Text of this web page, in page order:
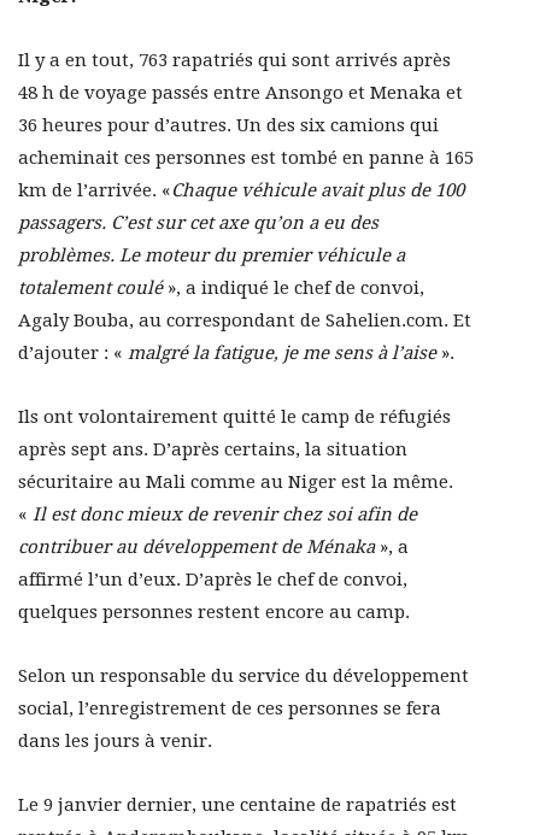
Il y a en tout, 763 rapatriés qui sont arrivés après
48 h de voyage passés entre Ansongo et Menaka et
36 heures pour d’autres. Un des six camions qui
acheminait ces personnes est tombé en panne à 165
km de l’arrivée. «Chaque véhicule avait plus de 100
passagers. C’est sur cet axe qu’on a eu des
problèmes. Le moteur du premier véhicule a
totalement coulé», a indiqué le chef de convoi,
Agaly Bouba, au correspondant de Sahelien.com. Et
d’ajouter : « malgré la fatigue, je me sens à l’aise».
Ils ont volontairement quitté le camp de réfugiés
après sept ans. D’après certains, la situation
sécuritaire au Mali comme au Niger est la même.
« Il est donc mieux de revenir chez soi afin de
contribuer au développement de Ménaka», a
affirmé l’un d’eux. D’après le chef de convoi,
quelques personnes restent encore au camp.
Selon un responsable du service du développement
social, l’enregistrement de ces personnes se fera
dans les jours à venir.
Le 9 janvier dernier, une centaine de rapatriés est